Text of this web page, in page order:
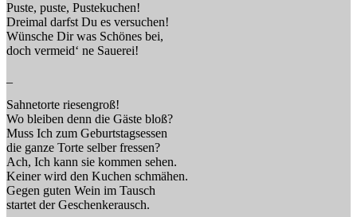
Puste, puste, Pustekuchen!
Dreimal darfst Du es versuchen!
Wünsche Dir was Schönes bei,
doch vermeid‘ ne Sauerei!
Sahnetorte riesengroß!
Wo bleiben denn die Gäste bloß?
Muss Ich zum Geburtstagsessen
die ganze Torte selber fressen?
Ach, Ich kann sie kommen sehen.
Keiner wird den Kuchen schmähen.
Gegen guten Wein im Tausch
startet der Geschenkerausch.